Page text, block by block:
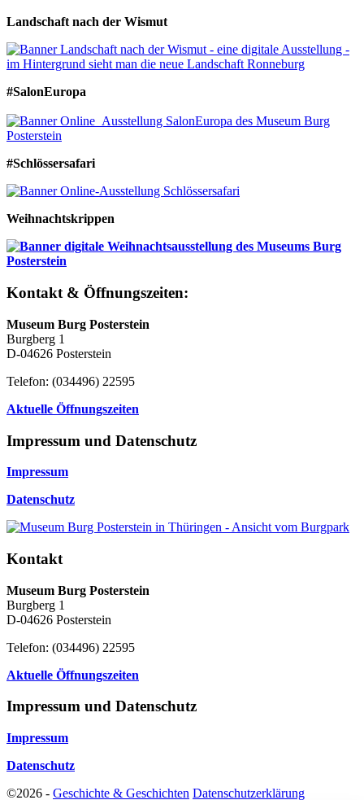
Landschaft nach der Wismut
#SalonEuropa
#Schlössersafari
Weihnachtskrippen
Kontakt & Öffnungszeiten:
Museum Burg Posterstein
Burgberg 1
D-04626 Posterstein
Telefon: (034496) 22595
Aktuelle Öffnungszeiten
Impressum und Datenschutz
Impressum
Datenschutz
Kontakt
Museum Burg Posterstein
Burgberg 1
D-04626 Posterstein
Telefon: (034496) 22595
Aktuelle Öffnungszeiten
Impressum und Datenschutz
Impressum
Datenschutz
©2026 - Geschichte & Geschichten Datenschutzerklärung